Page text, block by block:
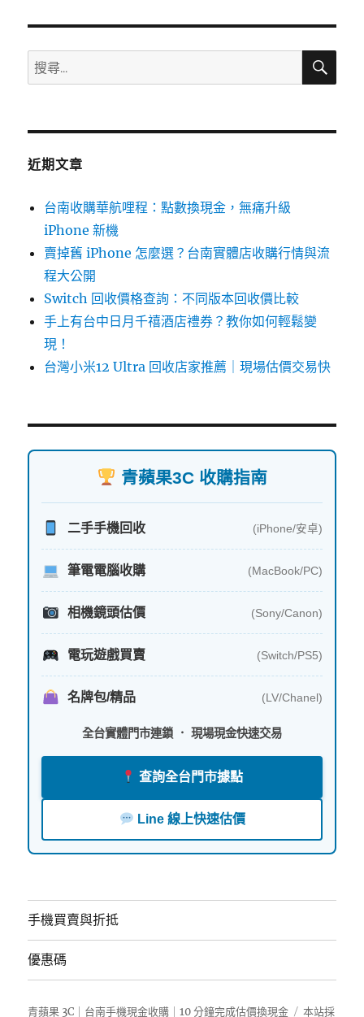
o
o
k
搜
尋
鍵
搜
近期文章
台南收購華航哩程：點數換現金，無痛升級
iPhone 新機
賣掉舊 iPhone 怎麼選？台南實體店收購行情與流
程大公開
Switch 回收價格查詢：不同版本回收價比較
手上有台中日月千禧酒店禮券？教你如何輕鬆變
現！
台灣小米12 Ultra 回收店家推薦｜現場估價交易快
青蘋果3C 收購指南
二手手機回收 (iPhone/安卓)
筆電電腦收購 (MacBook/PC)
相機鏡頭估價 (Sony/Canon)
電玩遊戲買賣 (Switch/PS5)
名牌包/精品 (LV/Chanel)
全台實體門市連鎖 ． 現場現金快速交易
查詢全台門市據點
Line 線上快速估價
手機買賣與折抵
優惠碼
青蘋果 3C｜台南手機現金收購｜10 分鐘完成估價換現金 本站採